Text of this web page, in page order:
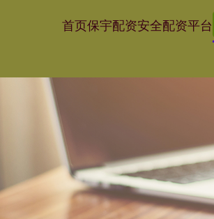
首页保宇配资安全配资平台